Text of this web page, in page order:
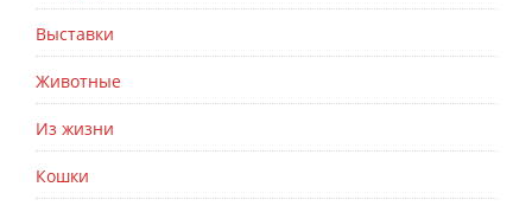
Выставки
Животные
Из жизни
Кошки